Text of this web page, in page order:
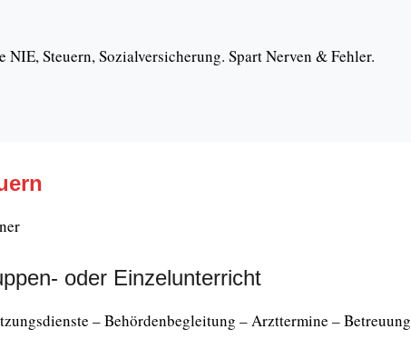
Steuern, Sozialversicherung. Spart Nerven & Fehler.
oder Einzelunterricht
– Behördenbegleitung – Arzttermine – Betreuung